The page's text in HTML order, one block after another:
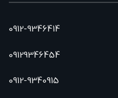
0912-9346414
09129346454
0912-9340915